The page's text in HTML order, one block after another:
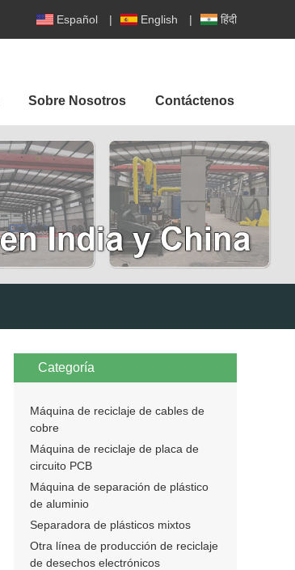
Español | English | हिंदी
Sobre Nosotros Contáctenos
Categoría
Máquina de reciclaje de cables de
cobre
Máquina de reciclaje de placa de
circuito PCB
Máquina de separación de plástico
de aluminio
Separadora de plásticos mixtos
Otra línea de producción de reciclaje
de desechos electrónicos